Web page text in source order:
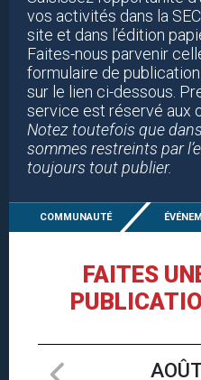
vos activités dans la
site et dans l’édition
Faites-nous parvenir
formulaire de
sur le lien ci-dessous.
service est réservé aux
Notez toutefois que
sommes restreints par
toujours tout publier.
COMMUNAUTÉ
FAITES